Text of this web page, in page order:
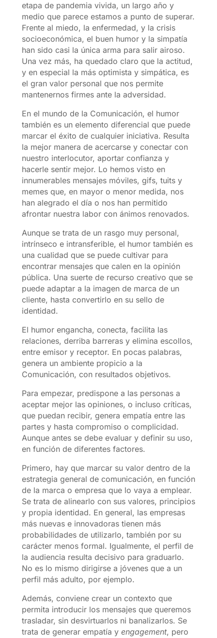
etapa de pandemia vivida, un largo año y
medio que parece estamos a punto de superar.
Frente al miedo, la enfermedad, y la crisis
socioeconómica, el buen humor y la simpatía
han sido casi la única arma para salir airoso.
Una vez más, ha quedado claro que la actitud,
y en especial la más optimista y simpática, es
el gran valor personal que nos permite
mantenernos firmes ante la adversidad.
En el mundo de la Comunicación, el humor
también es un elemento diferencial que puede
marcar el éxito de cualquier iniciativa. Resulta
la mejor manera de acercarse y conectar con
nuestro interlocutor, aportar confianza y
hacerle sentir mejor. Lo hemos visto en
innumerables mensajes móviles, gifs, tuits y
memes que, en mayor o menor medida, nos
han alegrado el día o nos han permitido
afrontar nuestra labor con ánimos renovados.
Aunque se trata de un rasgo muy personal,
intrínseco e intransferible, el humor también es
una cualidad que se puede cultivar para
encontrar mensajes que calen en la opinión
pública. Una suerte de recurso creativo que se
puede adaptar a la imagen de marca de un
cliente, hasta convertirlo en su sello de
identidad.
El humor engancha, conecta, facilita las
relaciones, derriba barreras y elimina escollos,
entre emisor y receptor. En pocas palabras,
genera un ambiente propicio a la
Comunicación, con resultados objetivos.
Para empezar, predispone a las personas a
aceptar mejor las opiniones, o incluso críticas,
que puedan recibir, genera empatía entre las
partes y hasta compromiso o complicidad.
Aunque antes se debe evaluar y definir su uso,
en función de diferentes factores.
Primero, hay que marcar su valor dentro de la
estrategia general de comunicación, en función
de la marca o empresa que lo vaya a emplear.
Se trata de alinearlo con sus valores, principios
y propia identidad. En general, las empresas
más nuevas e innovadoras tienen más
probabilidades de utilizarlo, también por su
carácter menos formal. Igualmente, el perfil de
la audiencia resulta decisivo para graduarlo.
No es lo mismo dirigirse a jóvenes que a un
perfil más adulto, por ejemplo.
Además, conviene crear un contexto que
permita introducir los mensajes que queremos
trasladar, sin desvirtuarlos ni banalizarlos. Se
trata de generar empatía y engagement, pero